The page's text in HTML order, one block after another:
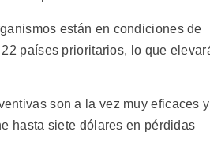
están en condiciones de
países prioritarios, lo que
son a la vez muy eficaces y
hasta siete dólares en pérdidas